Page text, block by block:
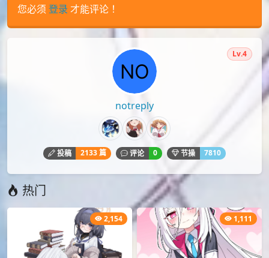
精选壁纸
高清壁纸
本文由爱弹幕会员notreply投稿，转载请注明来源：
https://idanmu.net/001161/
以上内容仅为投稿者个人意见，仅供参考，如有违规或侵权
请点击上面报告按钮提交反馈。
才能评论！
notreply